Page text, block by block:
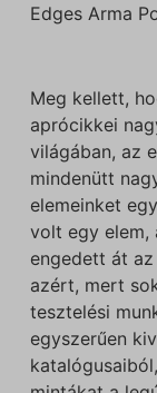
Edges Arma
Meg kellett,
aprócikkei
világában, az
mindenütt
elemeinket
volt egy elem,
engedett át
azért, mert
tesztelési
egyszerűen